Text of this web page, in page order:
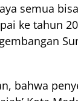
semua
ke tahun
bahwa